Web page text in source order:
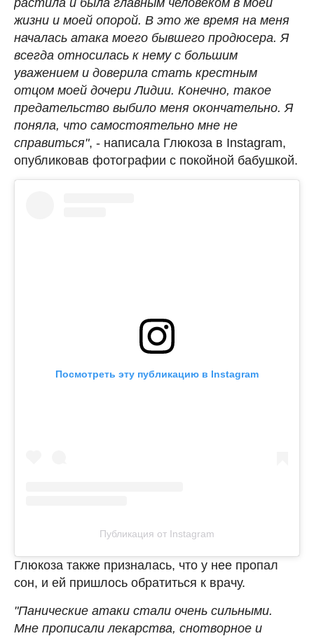
жизни и моей опорой. В это же время на меня
началась атака моего бывшего продюсера. Я
всегда относилась к нему с большим
уважением и доверила стать крестным
отцом моей дочери Лидии. Конечно, такое
предательство выбило меня окончательно. Я
поняла, что самостоятельно мне не
справиться", - написала Глюкоза в Instagram,
опубликовав фотографии с покойной бабушкой.
Посмотреть эту публикацию в Instagram
Публикация от Instagram
Глюкоза также призналась, что у нее пропал
сон, и ей пришлось обратиться к врачу.
"Панические атаки стали очень сильными.
Мне прописали лекарства, снотворное и